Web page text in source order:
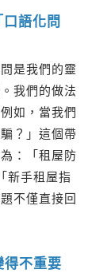
語化問
是我們的靈
我們的做法
如，當我們
？」這個帶
：「租屋防
新手租屋指
不僅直接回
得不重要